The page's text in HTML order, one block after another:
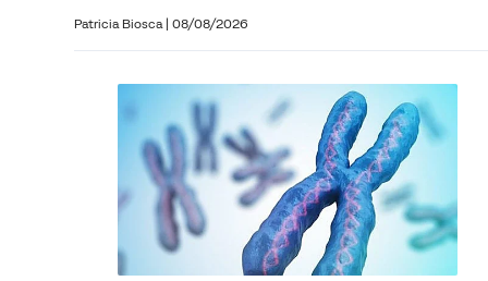
Patricia Biosca | 08/08/2026